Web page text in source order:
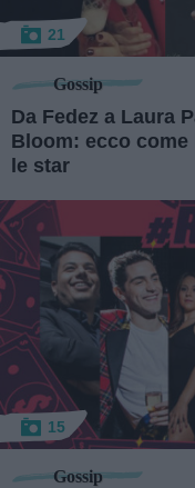
21
Gossip
Da Fedez a Laura
Bloom: ecco
le star
15
Gossip